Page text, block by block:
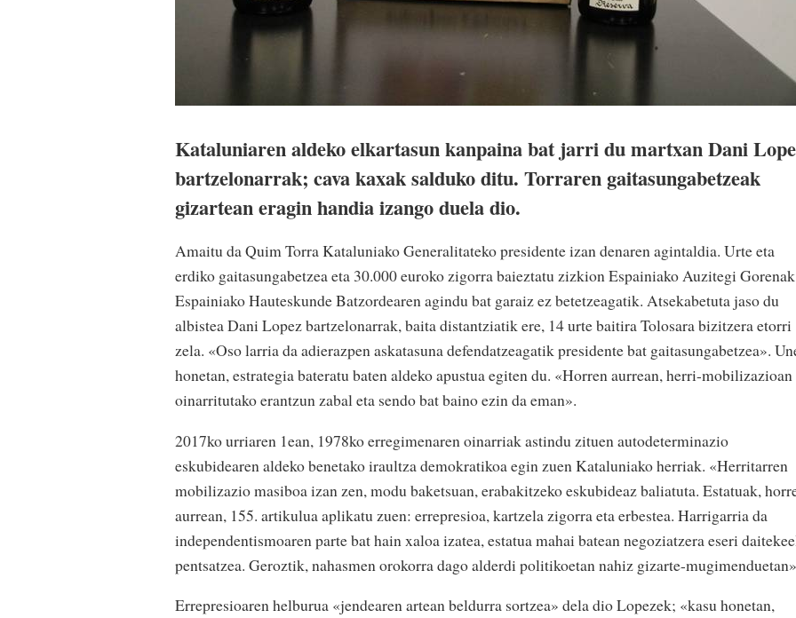
Kataluniaren aldeko elkartasun kanpaina bat jarri du martxan Dani
bartzelonarrak; cava kaxak salduko ditu. Torraren gaitasungabetzeak
gizartean eragin handia izango duela dio.
Amaitu da Quim Torra Kataluniako Generalitateko presidente izan denaren agintaldia. Urte eta
erdiko gaitasungabetzea eta 30.000 euroko zigorra baieztatu zizkion Espainiako Auzitegi
Espainiako Hauteskunde Batzordearen agindu bat garaiz ez betetzeagatik. Atsekabetuta jaso du
albistea Dani Lopez bartzelonarrak, baita distantziatik ere, 14 urte baitira Tolosara bizitzera etorri
zela. «Oso larria da adierazpen askatasuna defendatzeagatik presidente bat gaitasungabetzea».
honetan, estrategia bateratu baten aldeko apustua egiten du. «Horren aurrean, herri-mobilizazioan
oinarritutako erantzun zabal eta sendo bat baino ezin da eman».
2017ko urriaren 1ean, 1978ko erregimenaren oinarriak astindu zituen autodeterminazio
eskubidearen aldeko benetako iraultza demokratikoa egin zuen Kataluniako herriak. «Herritarren
mobilizazio masiboa izan zen, modu baketsuan, erabakitzeko eskubideaz baliatuta. Estatuak,
aurrean, 155. artikulua aplikatu zuen: errepresioa, kartzela zigorra eta erbestea. Harrigarria da
independentismoaren parte bat hain xaloa izatea, estatua mahai batean negoziatzera eseri
pentsatzea. Geroztik, nahasmen orokorra dago alderdi politikoetan nahiz gizarte-
Errepresioaren helburua «jendearen artean beldurra sortzea» dela dio Lopezek; «kasu honetan,